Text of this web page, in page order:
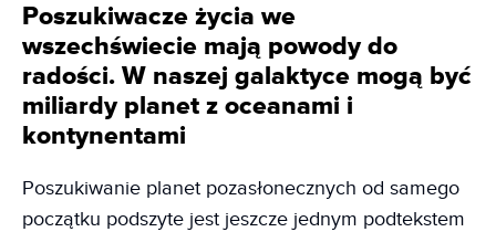
Poszukiwacze życia we
wszechświecie mają powody do
radości. W naszej galaktyce mogą być
miliardy planet z oceanami i
kontynentami
Poszukiwanie planet pozasłonecznych od samego
początku podszyte jest jeszcze jednym podtekstem